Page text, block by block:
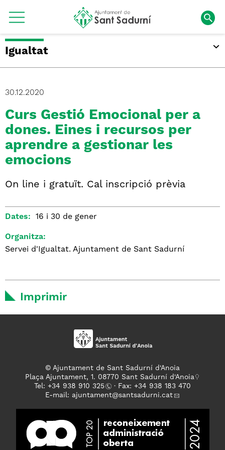
Igualtat
30.12.2020
Curs Gestió Emocional per a
dones. Eines i recursos per
aprendre a gestionar les
emocions
On line i gratuït. Cal inscripció prèvia
Dates: 16 i 30 de gener
Organitza:
Servei d'Igualtat. Ajuntament de Sant Sadurní
Imprimir
© Ajuntament de Sant Sadurní d'Anoia
Plaça Ajuntament, 1. 08770 Sant Sadurní d'Anoia
Tel: +34 938 910 325
· Fax: +34 938 183 470
E-mail: ajuntament@santsadurni.cat